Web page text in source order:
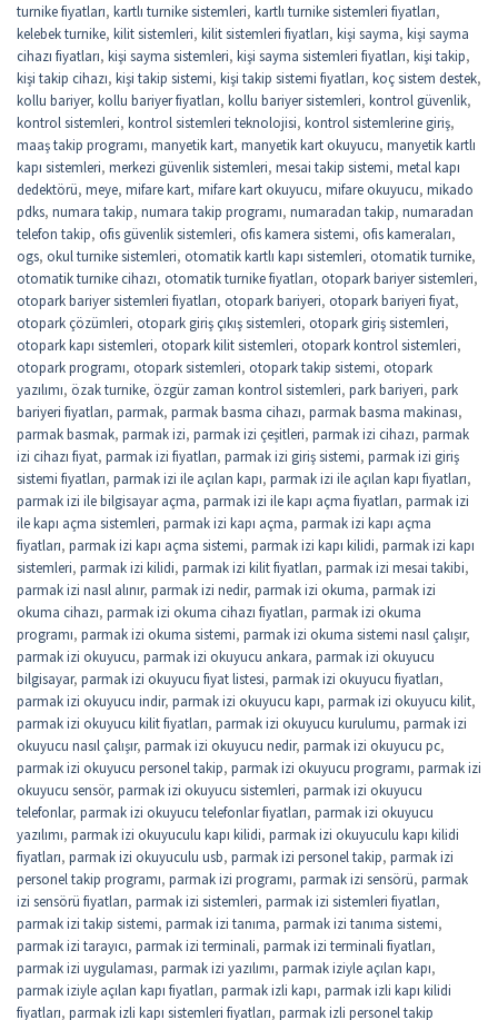
turnike fiyatları, kartlı turnike sistemleri, kartlı turnike sistemleri fiyatları,
kelebek turnike, kilit sistemleri, kilit sistemleri fiyatları, kişi sayma, kişi sayma
cihazı fiyatları, kişi sayma sistemleri, kişi sayma sistemleri fiyatları, kişi takip,
kişi takip cihazı, kişi takip sistemi, kişi takip sistemi fiyatları, koç sistem destek,
kollu bariyer, kollu bariyer fiyatları, kollu bariyer sistemleri, kontrol güvenlik,
kontrol sistemleri, kontrol sistemleri teknolojisi, kontrol sistemlerine giriş,
maaş takip programı, manyetik kart, manyetik kart okuyucu, manyetik kartlı
kapı sistemleri, merkezi güvenlik sistemleri, mesai takip sistemi, metal kapı
dedektörü, meye, mifare kart, mifare kart okuyucu, mifare okuyucu, mikado
pdks, numara takip, numara takip programı, numaradan takip, numaradan
telefon takip, ofis güvenlik sistemleri, ofis kamera sistemi, ofis kameraları,
ogs, okul turnike sistemleri, otomatik kartlı kapı sistemleri, otomatik turnike,
otomatik turnike cihazı, otomatik turnike fiyatları, otopark bariyer sistemleri,
otopark bariyer sistemleri fiyatları, otopark bariyeri, otopark bariyeri fiyat,
otopark çözümleri, otopark giriş çıkış sistemleri, otopark giriş sistemleri,
otopark kapı sistemleri, otopark kilit sistemleri, otopark kontrol sistemleri,
otopark programı, otopark sistemleri, otopark takip sistemi, otopark
yazılımı, özak turnike, özgür zaman kontrol sistemleri, park bariyeri, park
bariyeri fiyatları, parmak, parmak basma cihazı, parmak basma makinası,
parmak basmak, parmak izi, parmak izi çeşitleri, parmak izi cihazı, parmak
izi cihazı fiyat, parmak izi fiyatları, parmak izi giriş sistemi, parmak izi giriş
sistemi fiyatları, parmak izi ile açılan kapı, parmak izi ile açılan kapı fiyatları,
parmak izi ile bilgisayar açma, parmak izi ile kapı açma fiyatları, parmak izi
ile kapı açma sistemleri, parmak izi kapı açma, parmak izi kapı açma
fiyatları, parmak izi kapı açma sistemi, parmak izi kapı kilidi, parmak izi kapı
sistemleri, parmak izi kilidi, parmak izi kilit fiyatları, parmak izi mesai takibi,
parmak izi nasıl alınır, parmak izi nedir, parmak izi okuma, parmak izi
okuma cihazı, parmak izi okuma cihazı fiyatları, parmak izi okuma
programı, parmak izi okuma sistemi, parmak izi okuma sistemi nasıl çalışır,
parmak izi okuyucu, parmak izi okuyucu ankara, parmak izi okuyucu
bilgisayar, parmak izi okuyucu fiyat listesi, parmak izi okuyucu fiyatları,
parmak izi okuyucu indir, parmak izi okuyucu kapı, parmak izi okuyucu kilit,
parmak izi okuyucu kilit fiyatları, parmak izi okuyucu kurulumu, parmak izi
okuyucu nasıl çalışır, parmak izi okuyucu nedir, parmak izi okuyucu pc,
parmak izi okuyucu personel takip, parmak izi okuyucu programı, parmak izi
okuyucu sensör, parmak izi okuyucu sistemleri, parmak izi okuyucu
telefonlar, parmak izi okuyucu telefonlar fiyatları, parmak izi okuyucu
yazılımı, parmak izi okuyuculu kapı kilidi, parmak izi okuyuculu kapı kilidi
fiyatları, parmak izi okuyuculu usb, parmak izi personel takip, parmak izi
personel takip programı, parmak izi programı, parmak izi sensörü, parmak
izi sensörü fiyatları, parmak izi sistemleri, parmak izi sistemleri fiyatları,
parmak izi takip sistemi, parmak izi tanıma, parmak izi tanıma sistemi,
parmak izi tarayıcı, parmak izi terminali, parmak izi terminali fiyatları,
parmak izi uygulaması, parmak izi yazılımı, parmak iziyle açılan kapı,
parmak iziyle açılan kapı fiyatları, parmak izli kapı, parmak izli kapı kilidi
fiyatları, parmak izli kapı sistemleri fiyatları, parmak izli personel takip